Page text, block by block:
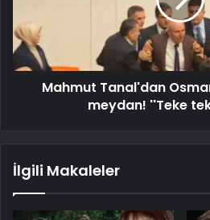
Mahmut Tanal'dan
meydan! ''Teke
İlgili Makaleler